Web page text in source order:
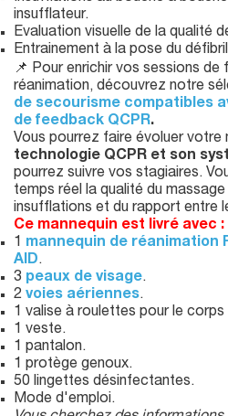
insufflateur.
Evaluation visuelle de la qualité
Entrainement à la pose du
📌 Pour enrichir vos sessions de
réanimation, découvrez notre
de secourisme compatibles
de feedback QCPR.
Vous pourrez faire évoluer votre
technologie QCPR et son
pourrez suivre vos stagiaires.
temps réel la qualité du
insufflations et du rapport entre
Ce mannequin est livré avec :
1 mannequin de réanimation
AID.
3 peaux de visage.
2 voies aériennes.
1 valise à roulettes pour le corps
1 veste.
1 pantalon.
1 protège genoux.
50 lingettes désinfectantes.
Mode d'emploi.